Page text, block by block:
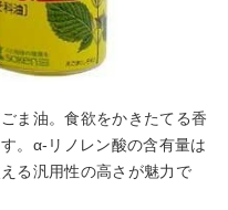
ま油。食欲をかきたてる香
。α-リノレン酸の含有量は
る汎用性の高さが魅力で